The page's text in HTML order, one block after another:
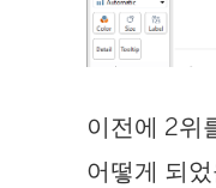
이전에 2위
어떻게 되